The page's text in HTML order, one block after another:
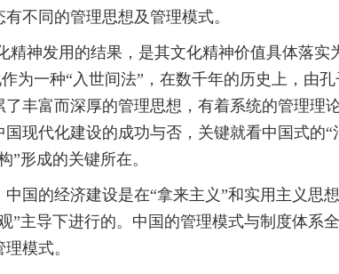
不同的管理思想及管理模式。
精神发用的结果，是其文化精神价值具体落实
为一种“入世间法”，在数千年的历史上，由
丰富而深厚的管理思想，有着系统的管理理
现代化建设的成功与否，关键就看中国式的“
”形成的关键所在。
国的经济建设是在“拿来主义”和实用主义思
”主导下进行的。中国的管理模式与制度体系
模式。